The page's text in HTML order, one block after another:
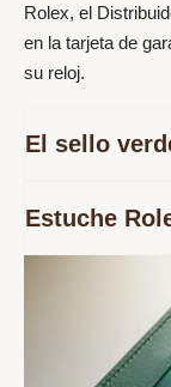
Rolex, el
en la tarjeta de
su reloj.
El sello
Estuche